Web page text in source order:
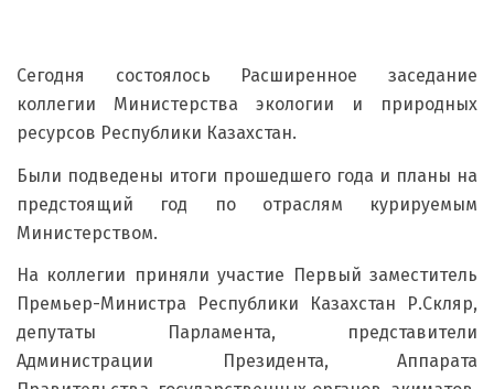
Сегодня состоялось Расширенное заседание
коллегии Министерства экологии и природных
ресурсов Республики Казахстан.
Были подведены итоги прошедшего года и планы на
предстоящий год по отраслям курируемым
Министерством.
На коллегии приняли участие Первый заместитель
Премьер-Министра Республики Казахстан Р.Скляр,
депутаты Парламента, представители
Администрации Президента, Аппарата